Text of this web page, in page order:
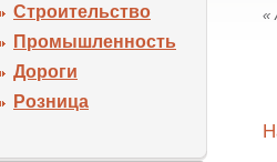
Строительство
Промышленность
Дороги
Розница
«